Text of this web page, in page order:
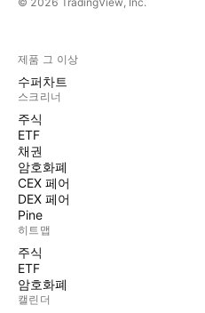
제품 그 이상
수퍼차트
스크리너
주식
ETF
채권
암호화폐
CEX 페어
DEX 페어
Pine
히트맵
주식
ETF
암호화폐
캘린더